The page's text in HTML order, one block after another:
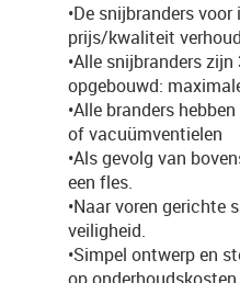
•De snijbranders
prijs/kwaliteit
•Alle snijbranders
opgebouwd:
•Alle branders
of vacuümventielen
•Als gevolg van
een fles.
•Naar voren gerichte
veiligheid.
•Simpel ontwerp en